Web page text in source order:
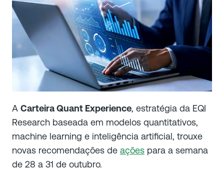
A Carteira Quant Experience, estratégia da EQI
Research baseada em modelos quantitativos,
machine learning e inteligência artificial, trouxe
novas recomendações de ações para a semana
de 28 a 31 de outubro.